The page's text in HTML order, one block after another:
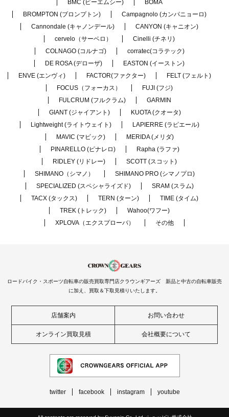
BMC (ビーエムシー)
BOMA
BROMPTON (ブロンプトン)
Campagnolo (カンパニョーロ)
Cannondale (キャノンデール)
CANYON (キャニオン)
cervelo（サーベロ）
Cinelli (チネリ)
COLNAGO (コルナゴ)
corratec(コラテック)
DE ROSA (デローザ)
EASTON (イーストン)
ENVE (エンヴィ)
FACTOR(ファクター)
FELT (フェルト)
FOCUS（フォーカス）
FUJI (フジ)
FULCRUM (フルクラム)
GARMIN
GIANT (ジャイアント)
KUOTA (クオータ)
Lightweight (ライトウェイト)
LAPIERRE (ラピエール)
MAVIC (マビック)
MERIDA (メリダ)
PINARELLO (ピナレロ)
Rapha (ラファ)
RIDLEY (リドレー)
SCOTT (スコット)
SHIMANO（シマノ）
SHIMANO PRO (シマノプロ)
SPECIALIZED (スペシャライズド)
SRAM (スラム)
TACX (タックス)
TERN (ターン)
TIME (タイム)
TREK (トレック)
Wahoo(ワフー)
XPLOVA（エクスプローバ）
その他
ロードバイク・スポーツ自転車の販売買取専門店クラウンギアーズ 新品と中古の自転車販売
に加え、買取＆下取見積りいたします。
店舗案内 お問い合わせ
オンライン買取見積 会社概要について
twitter facebook instagram youtube